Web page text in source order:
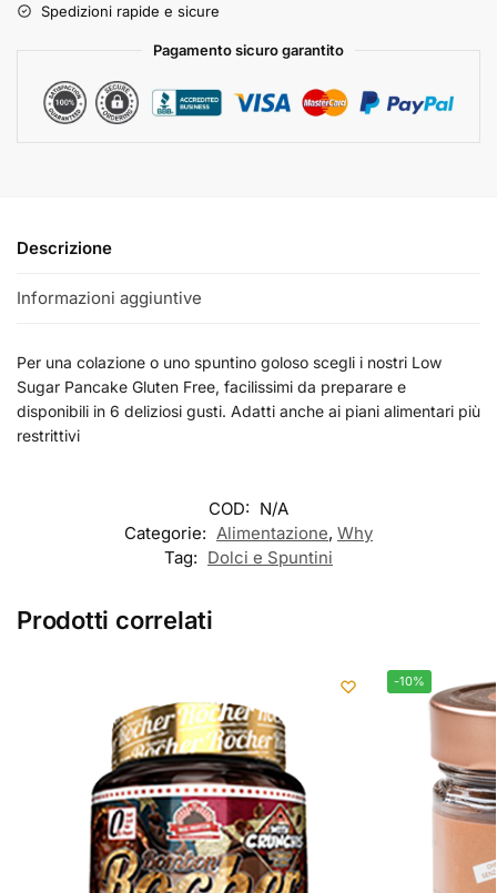
Spedizioni rapide e sicure
Pagamento sicuro garantito
Descrizione
Informazioni aggiuntive
Per una colazione o uno spuntino goloso scegli i nostri Low
Sugar Pancake Gluten Free, facilissimi da preparare e
disponibili in 6 deliziosi gusti. Adatti anche ai piani alimentari più
restrittivi
COD: N/A
Categorie: Alimentazione, Why
Tag: Dolci e Spuntini
Prodotti correlati
-10%